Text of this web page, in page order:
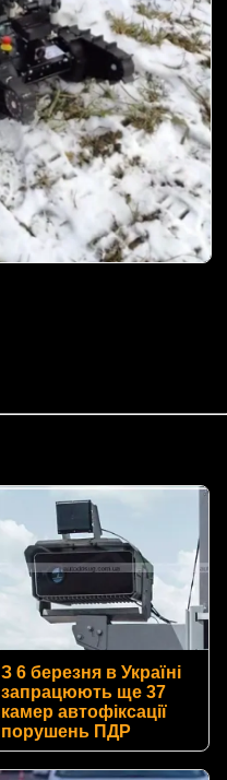
З 6 березня в Україні
запрацюють ще 37
камер автофіксації
порушень ПДР